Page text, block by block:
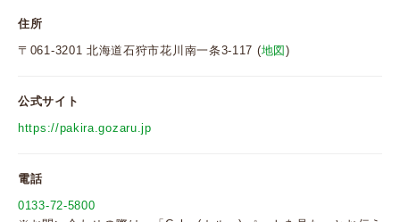
住所
〒061-3201 北海道石狩市花川南一条3-117 (地図)
公式サイト
https://pakira.gozaru.jp
電話
0133-72-5800